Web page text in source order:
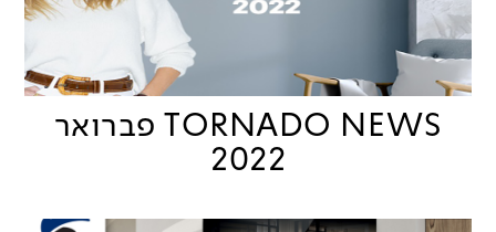
TORNADO NEWS פברואר
2022